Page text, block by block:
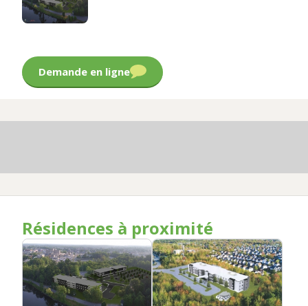
Demande en ligne
Résidences à proximité